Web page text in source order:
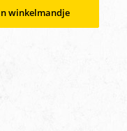
winkelmandje